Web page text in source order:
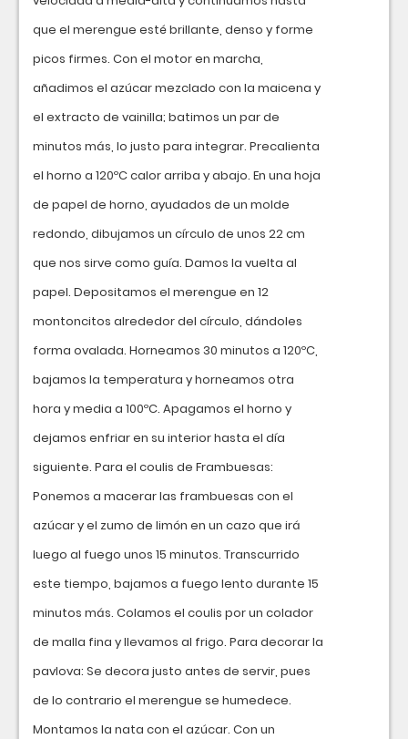
que el merengue esté brillante, denso y forme
picos firmes. Con el motor en marcha,
añadimos el azúcar mezclado con la maicena y
el extracto de vainilla; batimos un par de
minutos más, lo justo para integrar. Precalienta
el horno a 120ºC calor arriba y abajo. En una hoja
de papel de horno, ayudados de un molde
redondo, dibujamos un círculo de unos 22 cm
que nos sirve como guía. Damos la vuelta al
papel. Depositamos el merengue en 12
montoncitos alrededor del círculo, dándoles
forma ovalada. Horneamos 30 minutos a 120ºC,
bajamos la temperatura y horneamos otra
hora y media a 100ºC. Apagamos el horno y
dejamos enfriar en su interior hasta el día
siguiente. Para el coulis de Frambuesas:
Ponemos a macerar las frambuesas con el
azúcar y el zumo de limón en un cazo que irá
luego al fuego unos 15 minutos. Transcurrido
este tiempo, bajamos a fuego lento durante 15
minutos más. Colamos el coulis por un colador
de malla fina y llevamos al frigo. Para decorar la
pavlova: Se decora justo antes de servir, pues
de lo contrario el merengue se humedece.
Montamos la nata con el azúcar. Con un